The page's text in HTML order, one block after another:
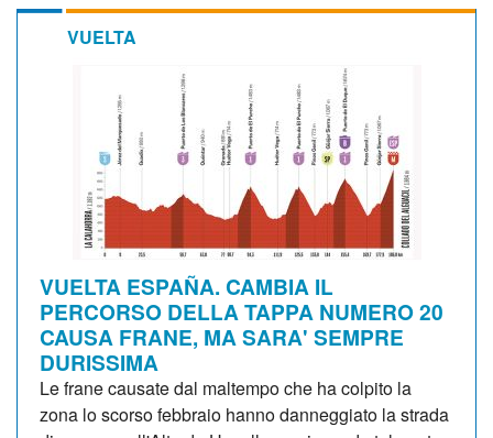
VUELTA
VUELTA ESPAÑA. CAMBIA IL
PERCORSO DELLA TAPPA NUMERO 20
CAUSA FRANE, MA SARA' SEMPRE
DURISSIMA
Le frane causate dal maltempo che ha colpito la
zona lo scorso febbraio hanno danneggiato la strada